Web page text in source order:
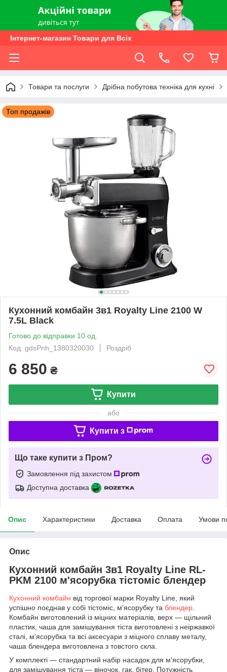
Інтернет-магазин Товари для Всіх
Товари та послуги Дрібна побутова техніка для кухні
Топ продажів
Кухонний комбайн 3в1 Royalty Line 2100 W
7.5L Black
Готово до відправки 10 од.
Код: gdsPnh_1380320030
Роздріб
6 850 ₴
Купити
або
Купити з
Що таке купити з Пром?
Замовлення під захистом
Доступна доставка
Опис Характеристики Доставка Оплата Умови
Опис
Кухонний комбайн 3в1 Royalty Line RL-
PKM 2100 м'ясорубка тістоміс блендер
Кухонний комбайн від торгової марки Royalty Line, який
успішно поєднав у собі тістоміс, м'ясорубку та блендер.
Комбайн виготовлений із міцних матеріалів, верх — щільний
пластик, чаша для замішування тіста виготовлені з неіржавкої
сталі, м'ясорубка та всі аксесуари з міцного сплаву металу,
чаша блендера виготовлена з товстого скла.
У комплекті — стандартний набір насадок для м'ясорубки,
для замішування тіста — віночок, гак, бітер. Потужність